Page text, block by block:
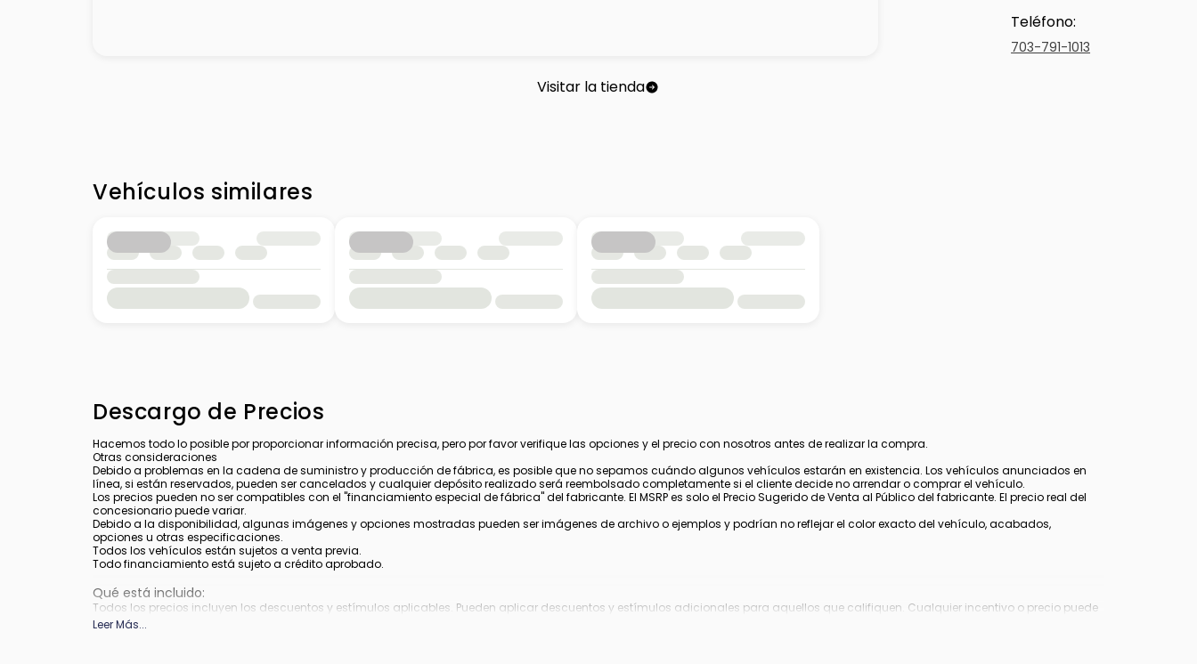
Teléfono:
703-791-1013
Visitar la tienda
Vehículos similares
Descargo de Precios
Hacemos todo lo posible por proporcionar información precisa, pero por favor verifique las opciones y el precio con nosotros antes de realizar la compra.
Otras consideraciones
Debido a problemas en la cadena de suministro y producción de fábrica, es posible que no sepamos cuándo algunos vehículos estarán en existencia. Los vehículos anunciados en
línea, si están reservados, pueden ser cancelados y cualquier depósito realizado será reembolsado completamente si el cliente decide no arrendar o comprar el vehículo.
Los precios pueden no ser compatibles con el "financiamiento especial de fábrica" del fabricante. El MSRP es solo el Precio Sugerido de Venta al Público del fabricante. El precio real del
concesionario puede variar.
Debido a la disponibilidad, algunas imágenes y opciones mostradas pueden ser imágenes de archivo o ejemplos y podrían no reflejar el color exacto del vehículo, acabados,
opciones u otras especificaciones.
Todos los vehículos están sujetos a venta previa.
Todo financiamiento está sujeto a crédito aprobado.
Qué está incluido:
Todos los precios incluyen los descuentos y estímulos aplicables. Pueden aplicar descuentos y estímulos adicionales para aquellos que califiquen. Cualquier incentivo o precio puede
depender de los períodos del programa de incentivos del fabricante, los cuales pueden variar o expirar.
Leer Más...